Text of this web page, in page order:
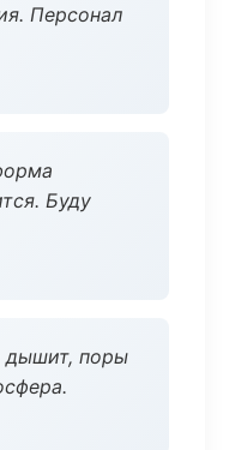
Персонал
Буду
дышит, поры